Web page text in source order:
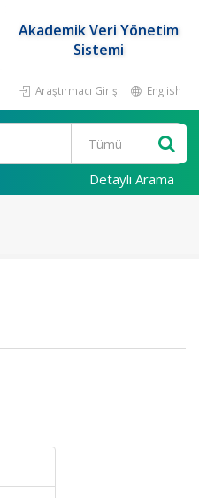
Akademik Veri Yönetim
Sistemi
Araştırmacı Girişi English
Detaylı Arama